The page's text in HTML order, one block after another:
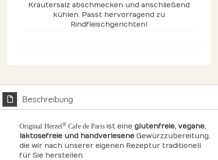
Kräutersalz abschmecken und anschließend
kühlen. Passt hervorragend zu
Rindfleischgerichten!
Beschreibung
Original Herzel® Cafe de Paris ist eine glutenfreie, vegane,
laktosefreie und handverlesene Gewürzzubereitung,
die wir nach unserer eigenen Rezeptur traditionell
für Sie herstellen.